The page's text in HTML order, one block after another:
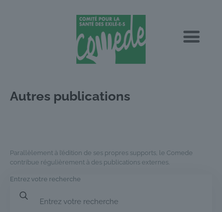
Autres publications
Parallèlement à l’édition de ses propres supports, le Comede
contribue régulièrement à des publications externes.
Entrez votre recherche